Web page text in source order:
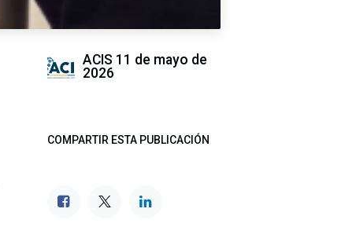
ACIS 11 de mayo de
2026
COMPARTIR ESTA PUBLICACIÓN